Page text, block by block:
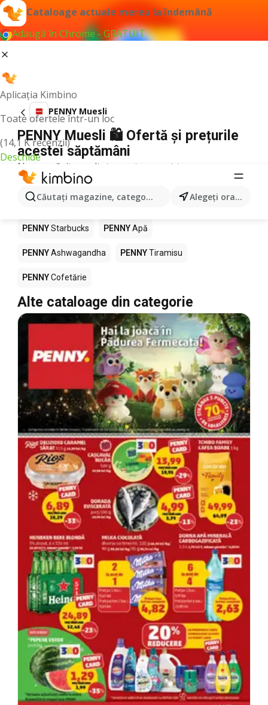
Cataloage actuale mereu la îndemână
Adaugă în Chrome - GRATUIT
Aplicația Kimbino
Toate ofertele într-un loc
(14,1 K recenzii)
Deschide
Căutaţi magazine, categorii, produse... Alegeţi oraşul
PENNY Muesli
PENNY Muesli 🛍️ Ofertă și prețurile
acestei săptămâni
Nu am găsit rezultate pentru acest termen.
Alte produse în magazine PENNY
PENNY Pizza PENNY Mango LEGO
PENNYStarbucks PENNYApă
PENNYAshwagandha PENNYTiramisu
PENNYCofetărie
Alte cataloage din categorie